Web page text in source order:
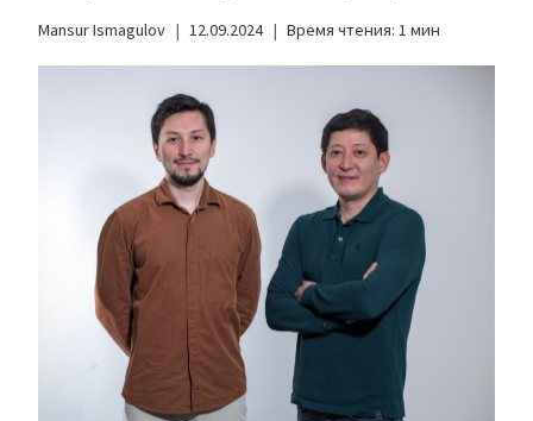
Mansur Ismagulov 12.09.2024 Время чтения: 1 мин